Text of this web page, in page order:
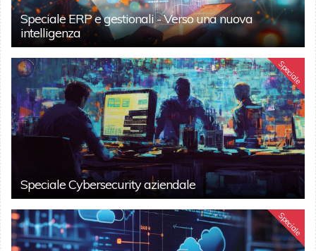
Speciale ERP e gestionali - Verso una nuova
intelligenza
Speciale
Speciale Cybersecurity aziendale
Speciale